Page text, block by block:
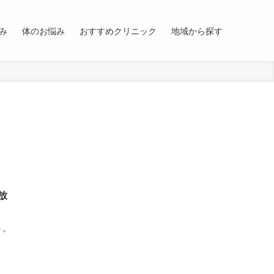
体のお悩み おすすめクリニック 地域から探す